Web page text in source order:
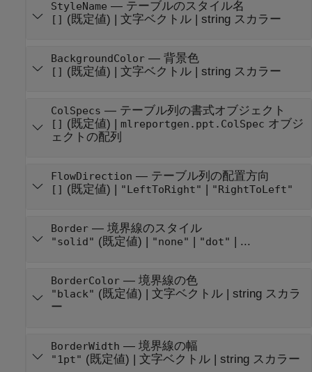
StyleName — テーブルのスタイル名
[] (既定値) | 文字ベクトル| string スカラー
BackgroundColor— 背景色
[] (既定値) | 文字ベクトル| string スカラー
ColSpecs — テーブル列の書式オブジェクト
[] (既定値) | mlreportgen.ppt.ColSpec オブジ
ェクトの配列
FlowDirection — テーブル列の配置方向
[] (既定値) | "LeftToRight" | "RightToLeft"
Border— 境界線のスタイル
"solid" (既定値) | "none" | "dot" | ...
BorderColor— 境界線の色
"black" (既定値) | 文字ベクトル| string スカラ
ー
BorderWidth — 境界線の幅
"1pt" (既定値) | 文字ベクトル| string スカラー